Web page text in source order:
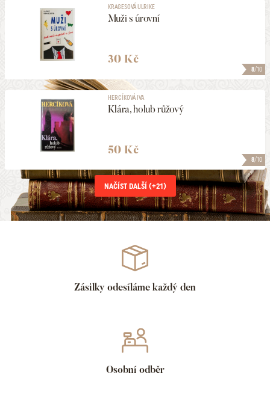
8/10
KRAGESOVÁ ULRIKE
Muži s úrovní
30 Kč
8/10
HERCÍKOVÁ IVA
Klára, holub růžový
50 Kč
NAČÍST DALŠÍ (+21)
Zásilky odesíláme každý den
Osobní odběr